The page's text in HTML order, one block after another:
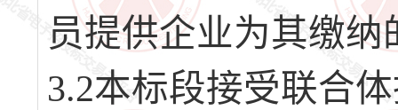
员提供企业为其缴
3.2本标段接受联合